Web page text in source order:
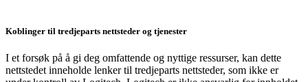
Koblinger til tredjeparts nettsteder og tjenester
I et forsøk på å gi deg omfattende og nyttige ressurser, kan dette
nettstedet inneholde lenker til tredjeparts nettsteder, som ikke er